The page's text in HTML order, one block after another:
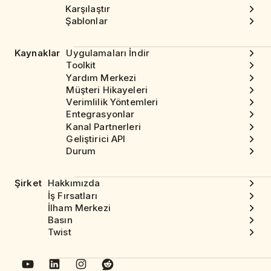
Karşılaştır
Şablonlar
Kaynaklar Uygulamaları İndir
Toolkit
Yardım Merkezi
Müşteri Hikayeleri
Verimlilik Yöntemleri
Entegrasyonlar
Kanal Partnerleri
Geliştirici API
Durum
Şirket Hakkımızda
İş Fırsatları
İlham Merkezi
Basın
Twist